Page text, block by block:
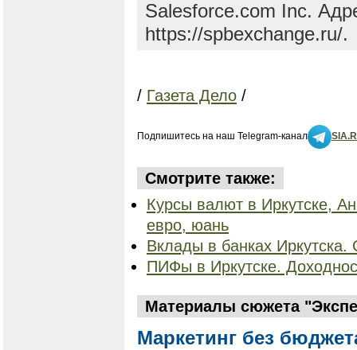
Salesforce.com Inc.
https://spbexchange.ru/.
/ Газета Дело /
Подпишитесь на наш Telegram-канал
Смотрите также:
Курсы валют в Иркутске,
евро, юань
Вклады в банках Иркутска.
ПИФы в Иркутске.
Материалы сюжета
Маркетинг без